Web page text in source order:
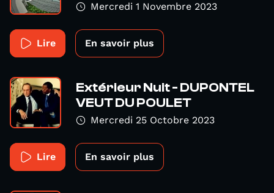
Mercredi 1 Novembre 2023
Lire En savoir plus
Extérieur Nuit - DUPONTEL
VEUT DU POULET
Mercredi 25 Octobre 2023
Lire En savoir plus